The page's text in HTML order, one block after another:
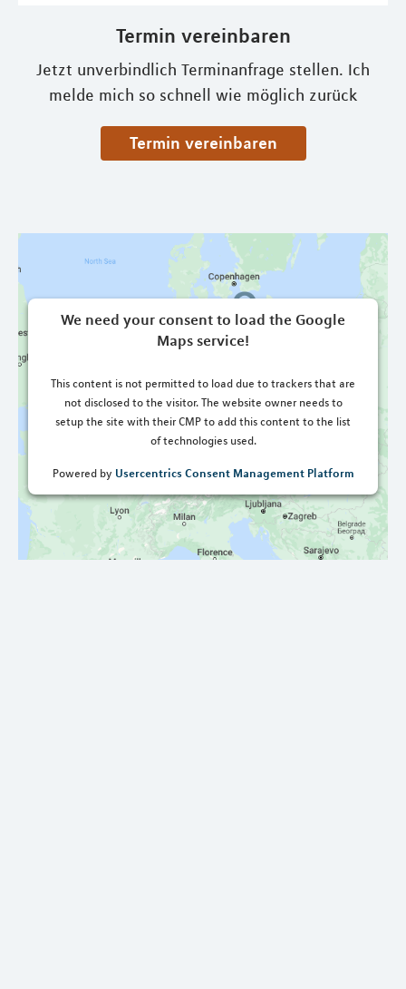
Termin vereinbaren
Jetzt unverbindlich Terminanfrage stellen. Ich
melde mich so schnell wie möglich zurück
Termin vereinbaren
We need your consent to load the Google
Maps service!
This content is not permitted to load due to trackers that are
not disclosed to the visitor. The website owner needs to
setup the site with their CMP to add this content to the list
of technologies used.
Powered by Usercentrics Consent Management Platform